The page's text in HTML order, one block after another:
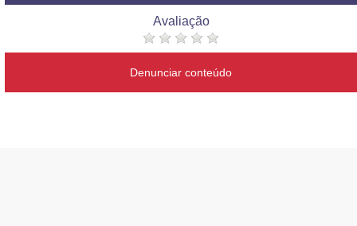
Avaliação
Denunciar conteúdo